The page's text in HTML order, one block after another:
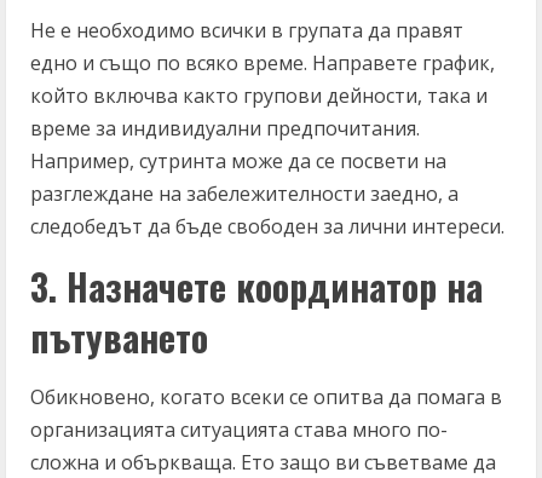
Не е необходимо всички в групата да правят
едно и също по всяко време. Направете график,
който включва както групови дейности, така и
време за индивидуални предпочитания.
Например, сутринта може да се посвети на
разглеждане на забележителности заедно, а
следобедът да бъде свободен за лични интереси.
3. Назначете координатор на
пътуването
Обикновено, когато всеки се опитва да помага в
организацията ситуацията става много по-
сложна и объркваща. Ето защо ви съветваме да